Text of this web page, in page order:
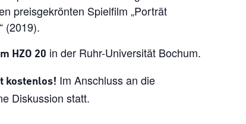
preisgekrönten Spielfilm „Porträt
(2019).
HZO 20 in der Ruhr-Universität Bochum.
kostenlos! Im Anschluss an die
Diskussion statt.